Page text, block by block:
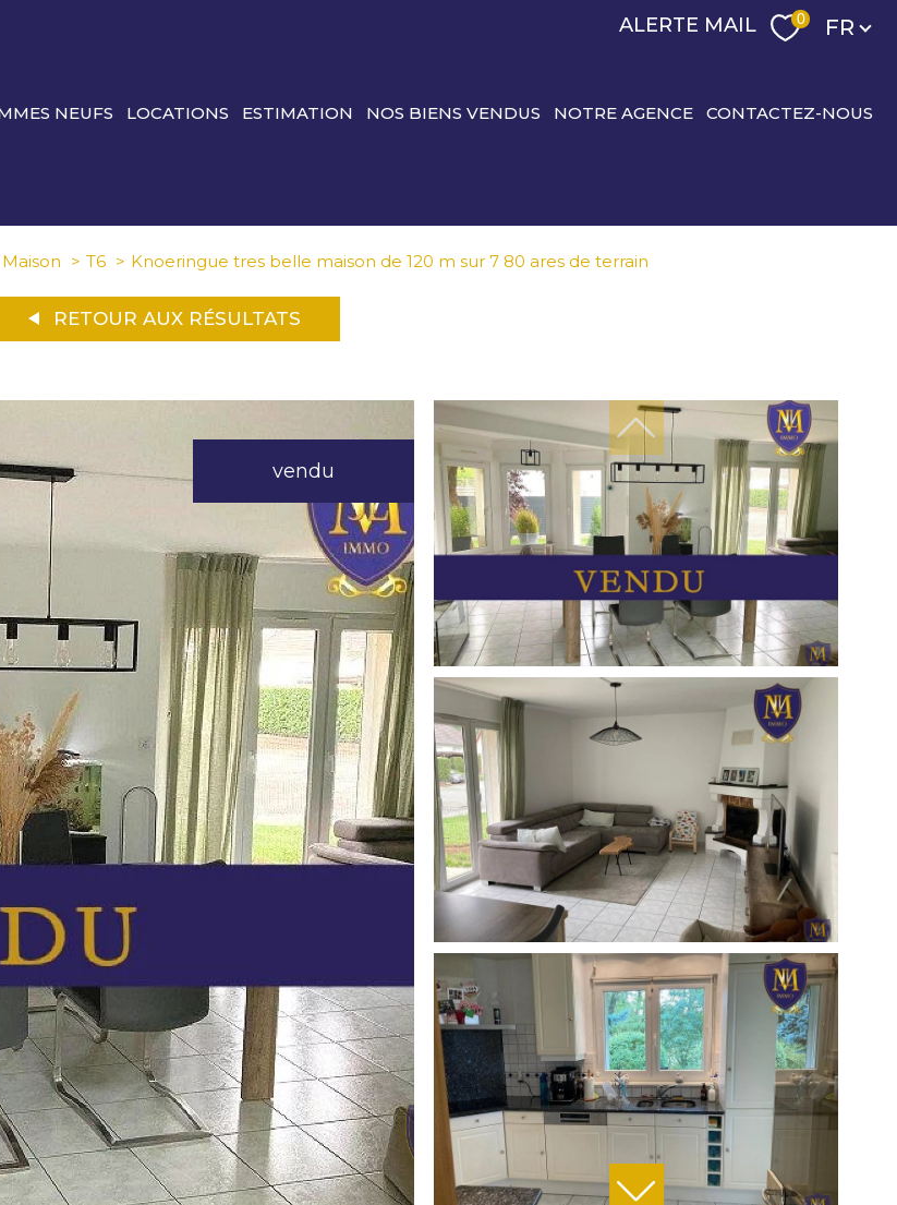
ALERTE MAIL 0 FR
NEUFS LOCATIONS ESTIMATION NOS BIENS VENDUS NOTRE AGENCE CONTACTEZ-NOUS
Maison T6 Knoeringue tres belle maison de 120 m sur 7 80 ares de terrain
RETOUR AUX RÉSULTATS
vendu